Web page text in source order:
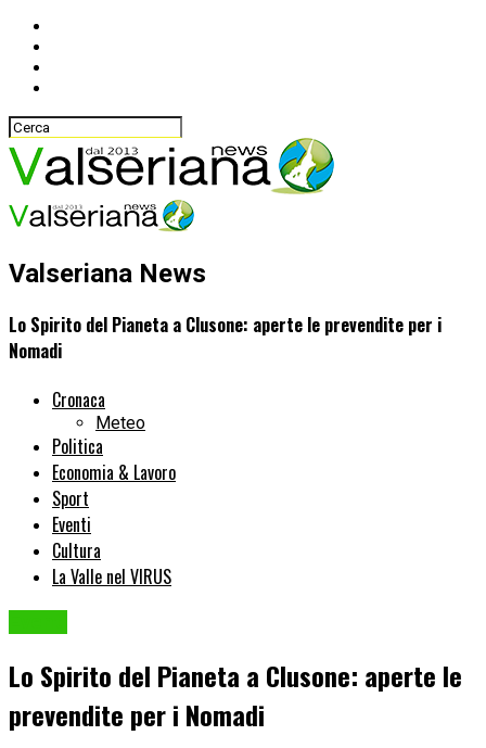
Valseriana News
Lo Spirito del Pianeta a Clusone: aperte le prevendite per i
Nomadi
Cronaca
Meteo
Politica
Economia & Lavoro
Sport
Eventi
Cultura
La Valle nel VIRUS
Lo Spirito del Pianeta a Clusone: aperte le
prevendite per i Nomadi